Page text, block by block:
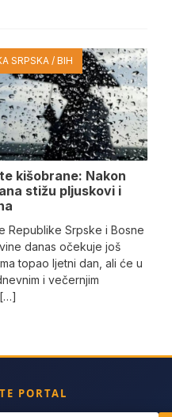
SRPSKA / BIH
kišobrane: Nakon
stižu pljuskovi i
Republike Srpske i Bosne
danas očekuje još
topao ljetni dan, ali će u
i večernjim
PORTAL